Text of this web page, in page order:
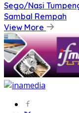
Sego/Nasi
Sambal Rempah
View More